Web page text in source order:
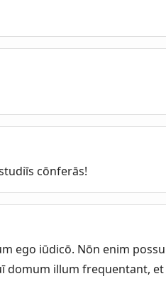
cōnferās!
ego iūdicō. Nōn enim
illum frequentant,